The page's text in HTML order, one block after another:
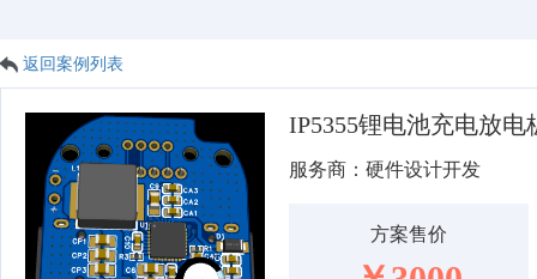
返回案例列表
IP5355锂电池充电放电
服务商：硬件设计开发
方案售价